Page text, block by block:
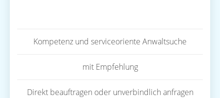
Kompetenz und serviceoriente Anwaltsuche
mit Empfehlung
Direkt beauftragen oder unverbindlich anfragen